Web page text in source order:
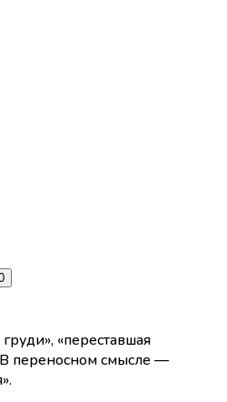
«переставшая
В переносном смысле —